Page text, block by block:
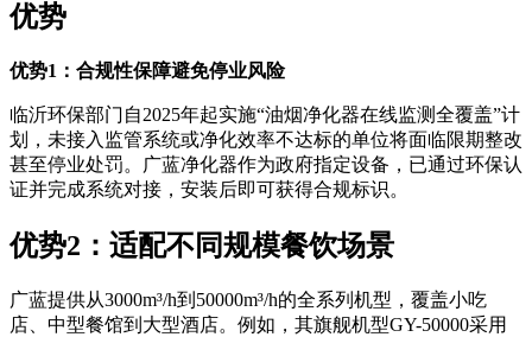
优势
优势1：合规性保障避免停业风险
临沂环保部门自2025年起实施“油烟净化器在线监测全覆盖”计
划，未接入监管系统或净化效率不达标的单位将面临限期整改
甚至停业处罚。广蓝净化器作为政府指定设备，已通过环保认
证并完成系统对接，安装后即可获得合规标识。
优势2：适配不同规模餐饮场景
广蓝提供从3000m³/h到50000m³/h的全系列机型，覆盖小吃
店、中型餐馆到大型酒店。例如，其旗舰机型GY-50000采用